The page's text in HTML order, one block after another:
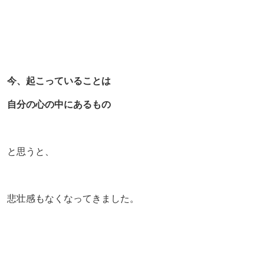
今、起こっていることは
自分の心の中にあるもの
と思うと、
悲壮感もなくなってきました。